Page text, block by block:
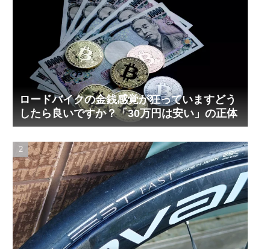
ロードバイクの金銭感覚が狂っていますどう
したら良いですか？「30万円は安い」の正体